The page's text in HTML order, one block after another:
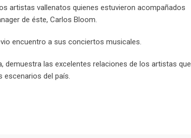
artistas vallenatos quienes estuvieron acompañados
de éste, Carlos Bloom.
encuentro a sus conciertos musicales.
las excelentes relaciones de los artistas que
escenarios del país.